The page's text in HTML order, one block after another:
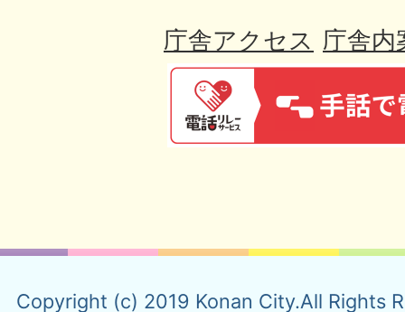
庁舎アクセス 庁舎内
Copyright (c) 2019 Konan City.All Rights